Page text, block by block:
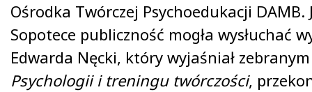
Ośrodka Twórczej Psychoedukacji DAMB.
Sopotece publiczność mogła wysłuchać
Edwarda Nęcki, który wyjaśniał
Psychologii i treningu twórczości,